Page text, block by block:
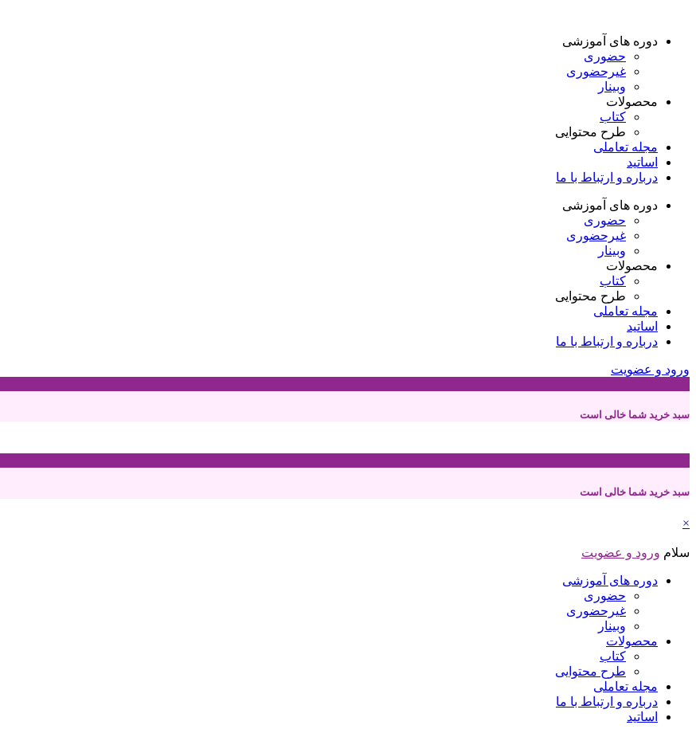
دوره های آموزشی
حضوری
غیرحضوری
وبینار
محصولات
کتاب
طرح محتوایی
مجله تعاملی
اساتید
درباره و ارتباط با ما
دوره های آموزشی
حضوری
غیرحضوری
وبینار
محصولات
کتاب
طرح محتوایی
مجله تعاملی
اساتید
درباره و ارتباط با ما
ورود و عضویت
سبد خرید شما خالی است
سبد خرید شما خالی است
×
سلام ورود و عضویت
دوره های آموزشی
حضوری
غیرحضوری
وبینار
محصولات
کتاب
طرح محتوایی
مجله تعاملی
درباره و ارتباط با ما
اساتید